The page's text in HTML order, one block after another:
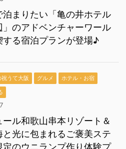
泊まりたい「亀の井ホテル
」のアドベンチャーワール
する宿泊プランが登場♪
祝うて大阪 グルメ
ホテル・お宿
ール和歌山串本リゾート＆
と光に包まれるご褒美ステ
のウニランプ作り体験プ